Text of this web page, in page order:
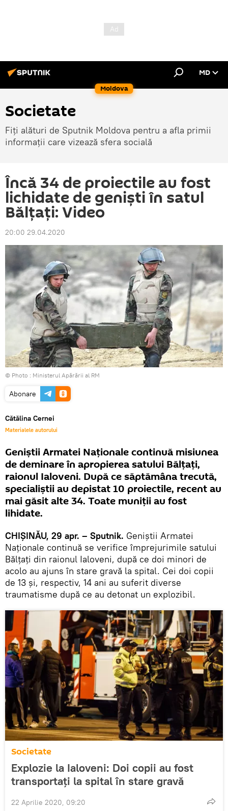
Moldova
MD
Societate
Fiți alături de Sputnik Moldova pentru a afla primii
informații care vizează sfera socială
Încă 34 de proiectile au fost
lichidate de geniști în satul
Bălțați: Video
20:00 29.04.2020
© Photo : Ministerul Apărării al RM
Abonare
Cătălina Cernei
Materialele autorului
Geniștii Armatei Naționale continuă misiunea
de deminare în apropierea satului Bălțați,
raionul Ialoveni. După ce săptămâna trecută,
specialiștii au depistat 10 proiectile, recent au
mai găsit alte 34. Toate muniții au fost
lihidate.
CHIȘINĂU, 29 apr. – Sputnik. Geniștii Armatei
Naționale continuă se verifice împrejurimile satului
Bălțați din raionul Ialoveni, după ce doi minori de
acolo au ajuns în stare gravă la spital. Cei doi copii
de 13 și, respectiv, 14 ani au suferit diverse
traumatisme după ce au detonat un explozibil.
Societate
Explozie la Ialoveni: Doi copii au fost
transportați la spital în stare gravă
22 Aprilie 2020, 09:20